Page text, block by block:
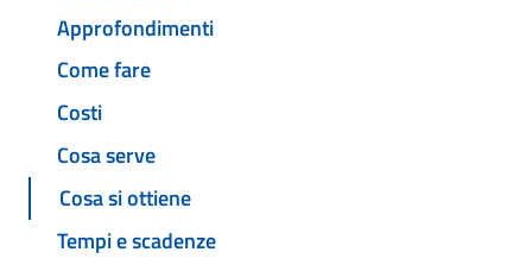
Approfondimenti
Come fare
Costi
Cosa serve
Cosa si ottiene
Tempi e scadenze